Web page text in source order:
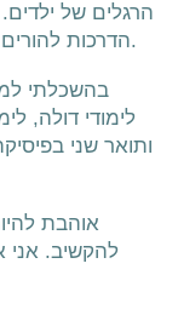
הרגלים של
הדרכות.
בהשכלתי
לימודי דולה,
ותואר שני
אוהבת
להקשיב. אני